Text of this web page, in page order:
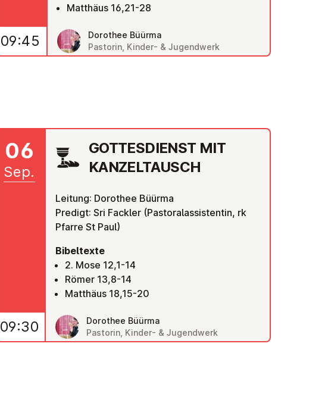
Matthäus 16,21-28
Dorothee Büürma
Pastorin, Kinder- & Jugendwerk
09:45
GOT­TES­DIENST MIT
KAN­ZELTAUSCH
Leitung: Dorothee Büürma
Predigt: Sri Fackler (Pastoralassistentin, rk
Pfarre St Paul)
Bibeltexte
2. Mose 12,1-14
Römer 13,8-14
Matthäus 18,15-20
Dorothee Büürma
Pastorin, Kinder- & Jugendwerk
06
Sep.
09:30